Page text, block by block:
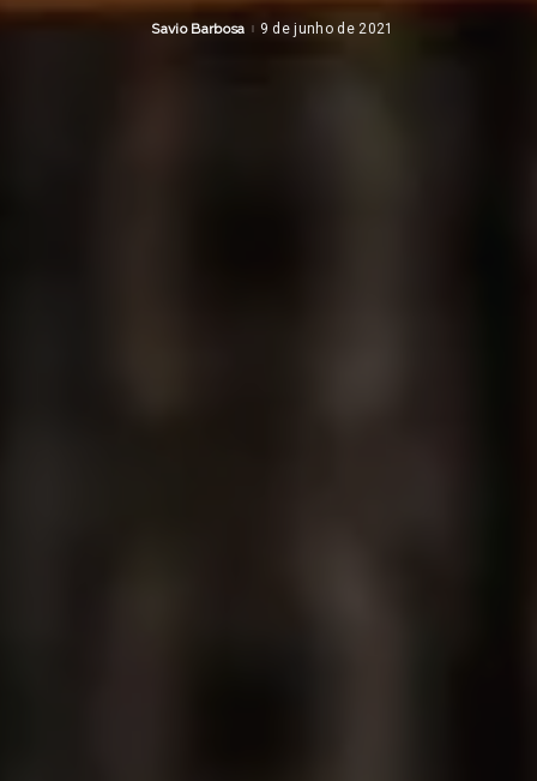
Posted
Savio Barbosa 9 de junho de 2021